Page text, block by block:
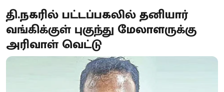
தி.நகரில் பட்டப்​பகலில் தனியார்
வங்கிக்​குள் புகுந்து மேலாள​ருக்கு
அரிவாள் வெட்டு